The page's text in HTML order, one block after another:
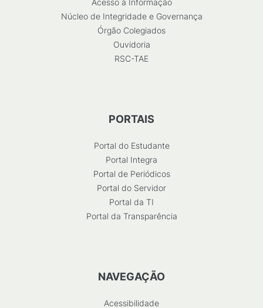
Acesso à Informação
Núcleo de Integridade e Governança
Órgão Colegiados
Ouvidoria
RSC-TAE
PORTAIS
Portal do Estudante
Portal Integra
Portal de Periódicos
Portal do Servidor
Portal da TI
Portal da Transparência
NAVEGAÇÃO
Acessibilidade